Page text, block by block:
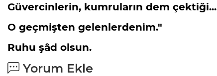
Güvercinlerin, kumruların dem çektiği...
O geçmişten gelenlerdenim."
Ruhu şâd olsun.
Yorum Ekle